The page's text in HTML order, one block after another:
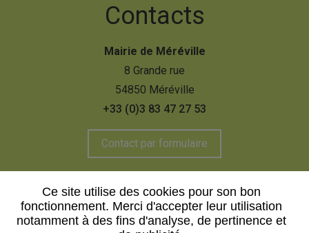
Ce site utilise des cookies pour son bon
fonctionnement. Merci d'accepter leur utilisation
notamment à des fins d'analyse, de pertinence et
Contacts
Mairie de Méréville
8 Grande rue
54850 Méréville
+33 (0)3 83 47 27 53
Contact par formulaire
Mentions légales Plan du site